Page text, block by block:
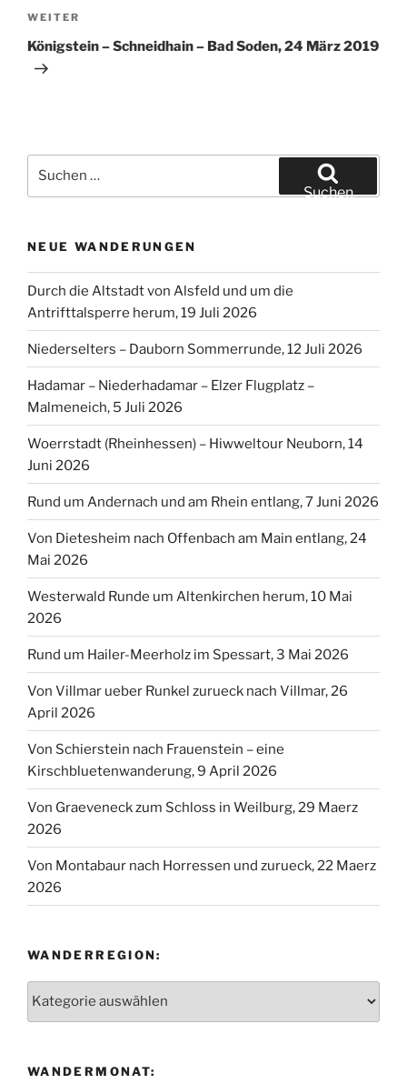
Nächster
Beitrag
WEITER
Königstein – Schneidhain – Bad Soden, 24 März 2019
nach:
Suchen
NEUE WANDERUNGEN
Durch die Altstadt von Alsfeld und um die
Antrifttalsperre herum, 19 Juli 2026
Niederselters – Dauborn Sommerrunde, 12 Juli 2026
Hadamar – Niederhadamar – Elzer Flugplatz –
Malmeneich, 5 Juli 2026
Woerrstadt (Rheinhessen) – Hiwweltour Neuborn, 14
Juni 2026
Rund um Andernach und am Rhein entlang, 7 Juni 2026
Von Dietesheim nach Offenbach am Main entlang, 24
Mai 2026
Westerwald Runde um Altenkirchen herum, 10 Mai
2026
Rund um Hailer-Meerholz im Spessart, 3 Mai 2026
Von Villmar ueber Runkel zurueck nach Villmar, 26
April 2026
Von Schierstein nach Frauenstein – eine
Kirschbluetenwanderung, 9 April 2026
Von Graeveneck zum Schloss in Weilburg, 29 Maerz
2026
Von Montabaur nach Horressen und zurueck, 22 Maerz
2026
WANDERREGION:
WANDERMONAT: